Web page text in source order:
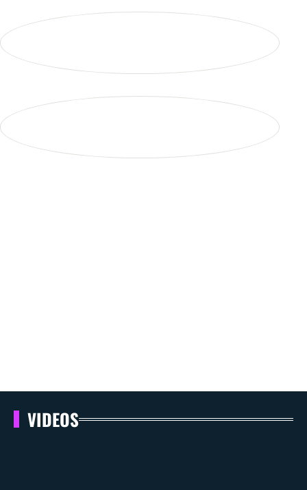
VIDEOS